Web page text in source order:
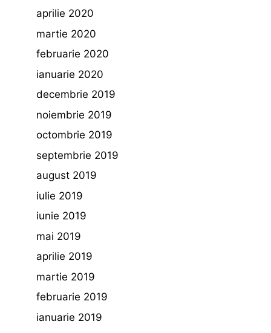
aprilie 2020
martie 2020
februarie 2020
ianuarie 2020
decembrie 2019
noiembrie 2019
octombrie 2019
septembrie 2019
august 2019
iulie 2019
iunie 2019
mai 2019
aprilie 2019
martie 2019
februarie 2019
ianuarie 2019